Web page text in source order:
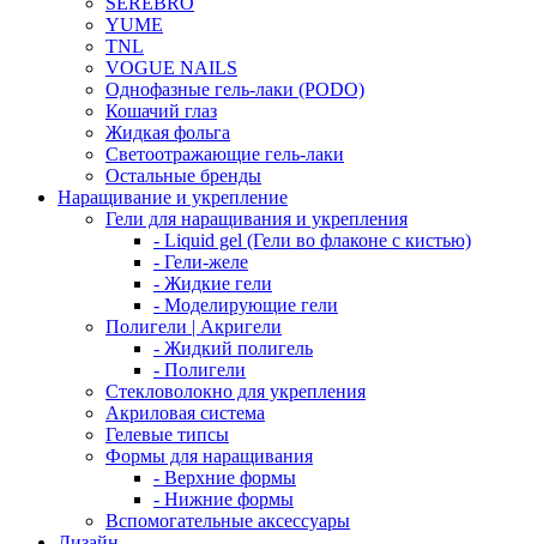
YUME
TNL
VOGUE NAILS
Однофазные гель-лаки (PODO)
Кошачий глаз
Жидкая фольга
Светоотражающие гель-лаки
Остальные бренды
Наращивание и укрепление
Гели для наращивания и укрепления
- Liquid gel (Гели во флаконе с кистью)
- Гели-желе
- Жидкие гели
- Моделирующие гели
Полигели | Акригели
- Жидкий полигель
- Полигели
Стекловолокно для укрепления
Акриловая система
Гелевые типсы
Формы для наращивания
- Верхние формы
- Нижние формы
Вспомогательные аксессуары